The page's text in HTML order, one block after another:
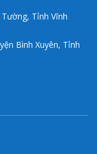
Tỉnh Vĩnh
Bình Xuyên, Tỉnh